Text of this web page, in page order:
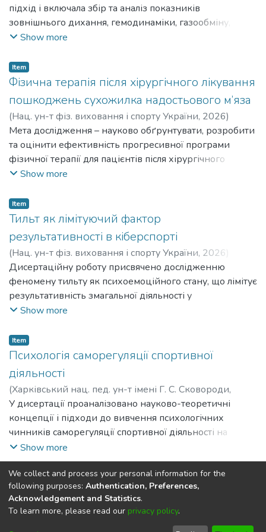
підхід і включала збір та аналіз показників
зовнішнього дихання, гемодинаміки, газообміну,
поетапного масопереносу кисню, біохімічних
навантаження різної тривалості та інтенсивності. The
research methodology involved an integrated approach and
included the collection and analysis of indicators of external
respiration, hemodynamics, gas exchange, staged oxygen
mass transfer, and biochemical indicators during load
modulation of various durations and intensities.
Show more
Item
Фізична терапія після хірургічного лікування
пошкоджень сухожилка надостьового м’яза
(Нац. ун-т фіз. виховання і спорту України, 2026)
Веремій Артем Олегович;Veremii Artem Olehovych
Мета дослідження – науково обґрунтувати, розробити
та оцінити ефективність прогресивної програми
фізичної терапії для пацієнтів після хірургічного
лікування сухожилка надостьового м’яза задля
участі. The aim of the study is to scientifically substantiate,
develop and evaluate the effectiveness of a progressive
physical therapy program for patients after surgical
treatment of the supraspinatus tendon to improve their
functional status, activity and participation.
Show more
Item
Тильт як лімітуючий фактор
результативності в кіберспорті
(Нац. ун-т фіз. виховання і спорту України, 2026
Скалозуб Андрій Володимирович ;Skalozub Andrii
Volodymyrovych
Дисертаційну роботу присвячено дослідженню
феномену тильту як психоемоційного стану, що лімітує
результативність змагальної діяльності у
кіберспорті.The dissertation is devoted to the study of the
effectiveness of competitive activity in e-sports.
Show more
Item
Психологія саморегуляції спортивної
діяльності
(Харківський нац. пед. ун-т імені Г. С. Сковороди,
2026)Гах Роман Васильович ;Hakh Roman Vasylovych
У дисертації проаналізовано науково-теоретичні
концепції і підходи до вивчення психологічних
чинників саморегуляції спортивної діяльності на
різних етапах професіогенезу спортсменів. The
dissertation analyzes scientific and theoretical concepts and
approaches to studying psychological factors of self-
regulation of sports activities at different stages of athletes'
professional development.
Show more
« 1(current)
2 3 4 5 ... 41 »
DSpace softwarecopyright © 2002-2026
We collect and process your personal information for the
following purposes: Authentication, Preferences,
Acknowledgement and Statistics.
To learn more, please read our privacy policy.